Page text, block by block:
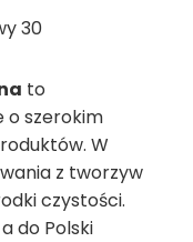
30
to
o szerokim
W
z tworzyw
czystości.
do Polski